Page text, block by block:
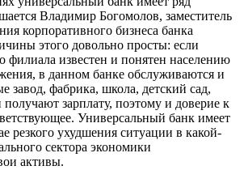
Владимир Богомолов, заместитель
корпоративного бизнеса банка
этого довольно просты: если
филиала известен и понятен населению
в данном банке обслуживаются и
завод, фабрика, школа, детский сад,
зарплату, поэтому и доверие к
Универсальный банк имеет
резкого ухудшения ситуации в какой-
сектора экономики
активы.